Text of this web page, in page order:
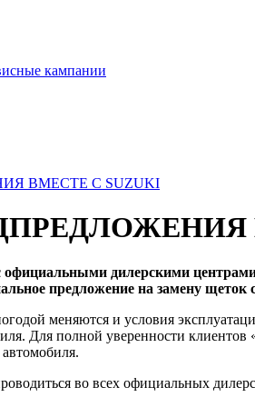
кампании
ВМЕСТЕ С SUZUKI
дилерскими центрами
предложение на замену щеток
меняются и условия
Для полной уверенности
во всех официальных